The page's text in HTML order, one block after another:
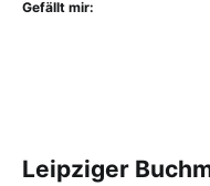
Gefällt mir:
Leipziger